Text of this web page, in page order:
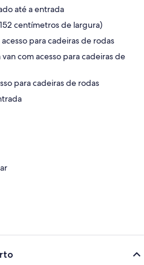
até a entrada
centímetros de largura)
para cadeiras de rodas
com acesso para cadeiras de
para cadeiras de rodas